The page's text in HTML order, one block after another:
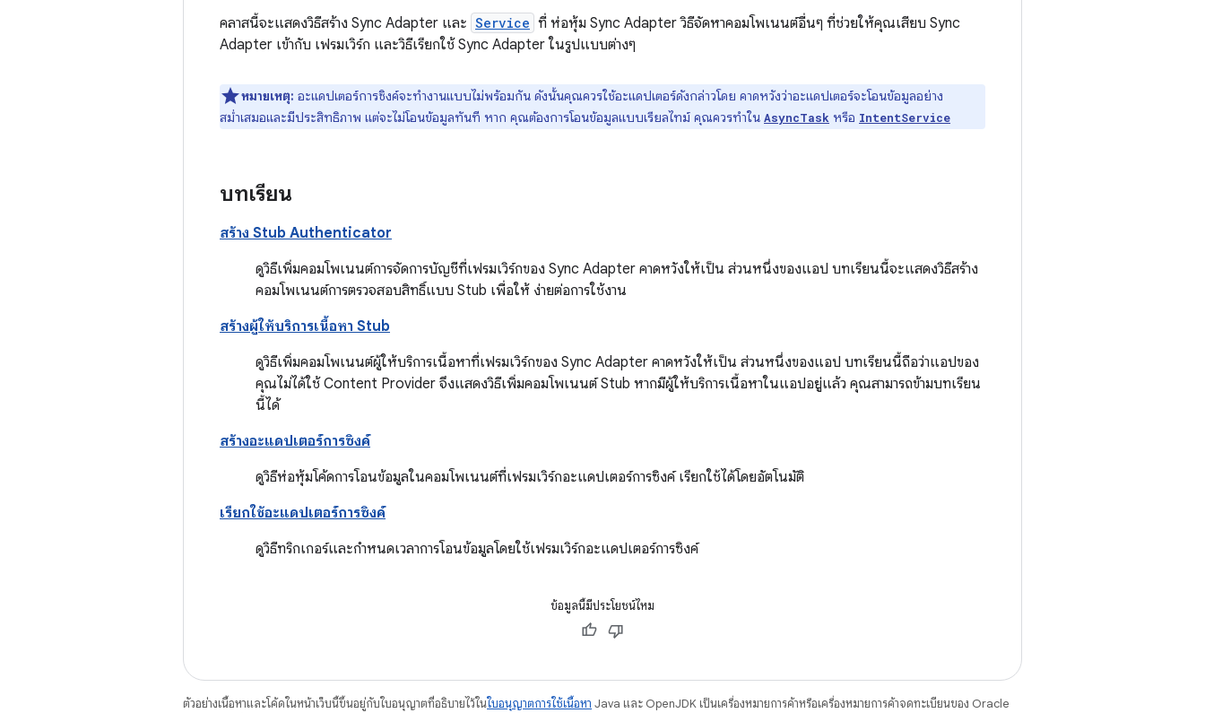
คลาสนี้จะแสดงวิธีสร้าง Sync Adapter และ Service ที่ ห่อหุ้ม Sync Adapter วิธีจัดหาคอมโพเนนต์อื่นๆ ที่ช่วยให้คุณเสียบ Sync
Adapter เข้ากับ เฟรมเวิร์ก และวิธีเรียกใช้ Sync Adapter ในรูปแบบต่างๆ
หมายเหตุ: อะแดปเตอร์การซิงค์จะทำงานแบบไม่พร้อมกัน ดังนั้นคุณควรใช้อะแดปเตอร์ดังกล่าวโดย คาดหวังว่าอะแดปเตอร์จะโอนข้อมูลอย่าง
สม่ำเสมอและมีประสิทธิภาพ แต่จะไม่โอนข้อมูลทันที หาก คุณต้องการโอนข้อมูลแบบเรียลไทม์ คุณควรทำใน AsyncTask หรือ IntentService
บทเรียน
สร้าง Stub Authenticator
ดูวิธีเพิ่มคอมโพเนนต์การจัดการบัญชีที่เฟรมเวิร์กของ Sync Adapter คาดหวังให้เป็น ส่วนหนึ่งของแอป บทเรียนนี้จะแสดงวิธีสร้าง
คอมโพเนนต์การตรวจสอบสิทธิ์แบบ Stub เพื่อให้ ง่ายต่อการใช้งาน
สร้างผู้ให้บริการเนื้อหา Stub
ดูวิธีเพิ่มคอมโพเนนต์ผู้ให้บริการเนื้อหาที่เฟรมเวิร์กของ Sync Adapter คาดหวังให้เป็น ส่วนหนึ่งของแอป บทเรียนนี้ถือว่าแอปของ
คุณไม่ได้ใช้ Content Provider จึงแสดงวิธีเพิ่มคอมโพเนนต์ Stub หากมีผู้ให้บริการเนื้อหาในแอปอยู่แล้ว คุณสามารถข้ามบทเรียน
นี้ได้
สร้างอะแดปเตอร์การซิงค์
ดูวิธีห่อหุ้มโค้ดการโอนข้อมูลในคอมโพเนนต์ที่เฟรมเวิร์กอะแดปเตอร์การซิงค์ เรียกใช้ได้โดยอัตโนมัติ
เรียกใช้อะแดปเตอร์การซิงค์
ดูวิธีทริกเกอร์และกำหนดเวลาการโอนข้อมูลโดยใช้เฟรมเวิร์กอะแดปเตอร์การซิงค์
ข้อมูลนี้มีประโยชน์ไหม
ตัวอย่างเนื้อหาและโค้ดในหน้าเว็บนี้ขึ้นอยู่กับใบอนุญาตที่อธิบายไว้ในใบอนุญาตการใช้เนื้อหา Java และ OpenJDK เป็นเครื่องหมายการค้าหรือเครื่องหมายการค้าจดทะเบียนของ Oracle